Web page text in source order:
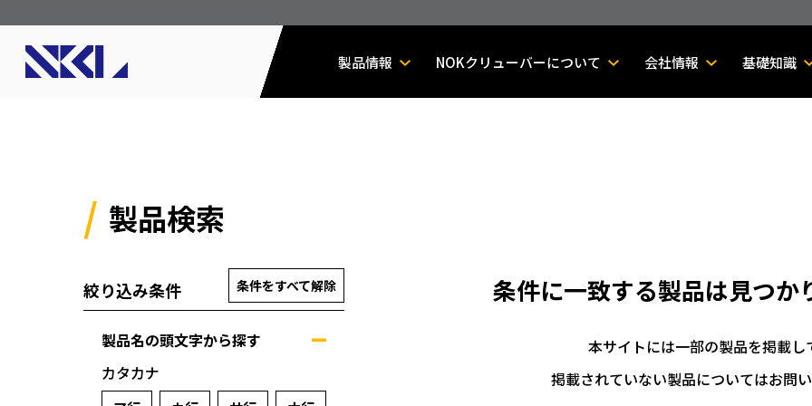
製品情報 NOKクリューバーについて 会社情報 基礎知識
製品検索
絞り込み条件 条件をすべて解除
製品名の頭文字から探す
カタカナ
条件に一致する製品は見つか
本サイトには一部の製品を掲載し
掲載されていない製品についてはお問